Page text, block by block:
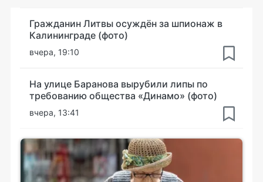
Гражданин Литвы осуждён за шпионаж в
Калининграде (фото)
вчера, 19:10
На улице Баранова вырубили липы по
требованию общества «Динамо» (фото)
вчера, 13:41